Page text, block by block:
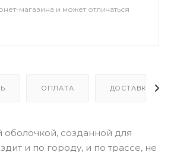
магазина и может отличаться
ОПЛАТА ДОСТАВКА
созданной для
и по городу, и по трассе, не